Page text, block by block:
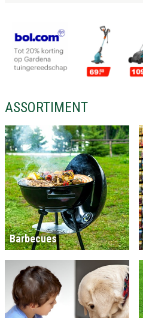
ASSORTIMENT
Barbecues